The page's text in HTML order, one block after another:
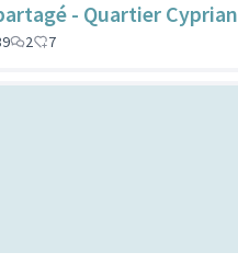
- Quartier Cyprian
2 7